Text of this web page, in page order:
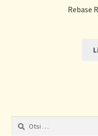
Rebase
Otsi: